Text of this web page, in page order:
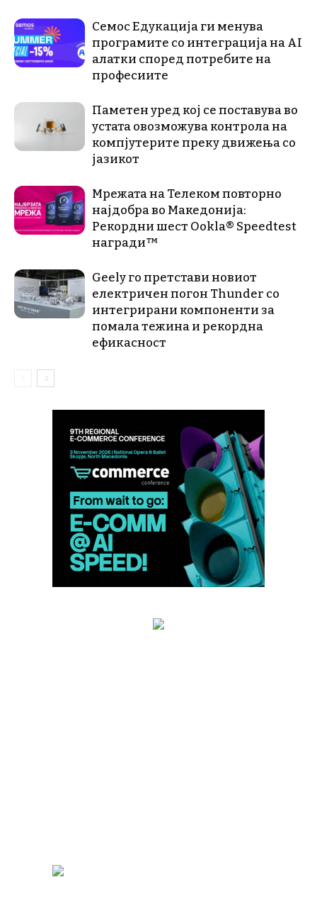
Семос Едукација ги менува
програмите со интеграција на AI
алатки според потребите на
професиите
Паметен уред кој се поставува во
устата овозможува контрола на
компјутерите преку движења со
јазикот
Мрежата на Телеком повторно
најдобра во Македонија:
Рекордни шест Ookla® Speedtest
награди™
Geely го претстави новиот
електричен погон Thunder со
интегрирани компоненти за
помала тежина и рекордна
ефикасност